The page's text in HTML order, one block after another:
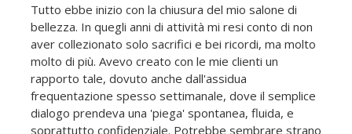
Tutto ebbe inizio con la chiusura del mio salone di
bellezza. In quegli anni di attività mi resi conto di non
aver collezionato solo sacrifici e bei ricordi, ma molto
molto di più. Avevo creato con le mie clienti un
rapporto tale, dovuto anche dall'assidua
frequentazione spesso settimanale, dove il semplice
dialogo prendeva una 'piega' spontanea, fluida, e
soprattutto confidenziale. Potrebbe sembrare strano